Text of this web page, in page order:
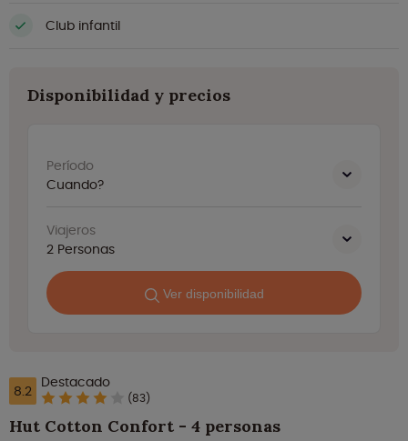
Club infantil
Disponibilidad y precios
Período
Cuando?
Viajeros
2 Personas
Ver disponibilidad
8.2 Destacado
(83)
Hut Cotton Confort - 4 personas